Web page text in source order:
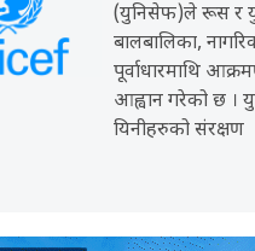
(युनिसेफ)ले रूस र
बालबालिका,
पूर्वाधारमाथि
आह्वान गरेको छ ।
यिनीहरुको संरक्षण